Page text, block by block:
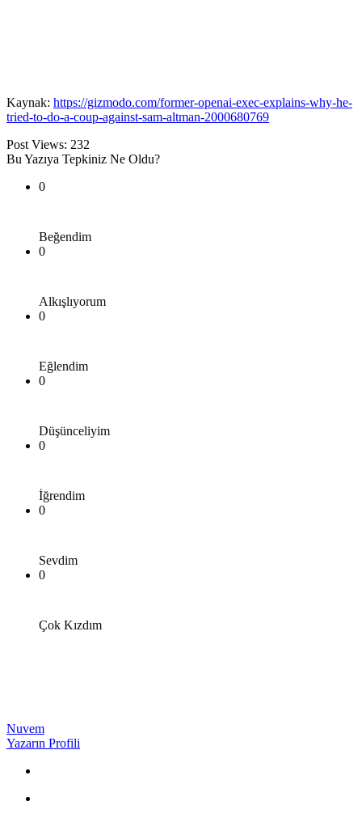
Kaynak: https://gizmodo.com/former-openai-exec-explains-why-he-
tried-to-do-a-coup-against-sam-altman-2000680769
Post Views: 232
Bu Yazıya Tepkiniz Ne Oldu?
0
Beğendim
0
Alkışlıyorum
0
Eğlendim
0
Düşünceliyim
0
İğrendim
0
Sevdim
0
Çok Kızdım
Nuvem
Yazarın Profili